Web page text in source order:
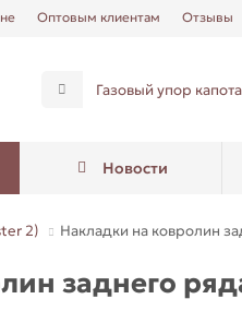
Оптовым клиентам Отзывы
Новости
2) Накладки на ковролин
заднего